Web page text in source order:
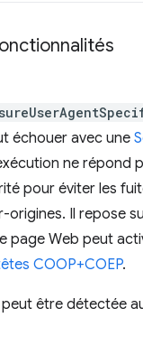
échouer avec une
ne répond
pour éviter les
Il repose
page Web peut
COOP+COEP.
être détectée